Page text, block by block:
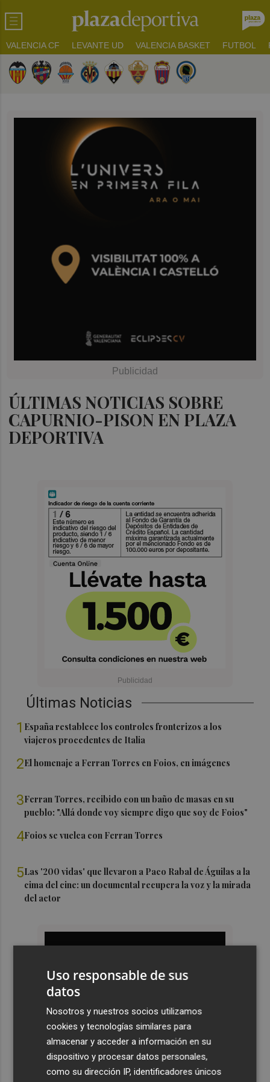
VALENCIA CF LEVANTE UD VALENCIA BASKET FUTBOL
ÚLTIMAS NOTICIAS SOBRE
CAPURNIO-PISON EN PLAZA
DEPORTIVA
Últimas Noticias
1 España restablece los controles fronterizos a los
viajeros procedentes de Italia
2El homenaje a Ferran Torres en Foios, en imágenes
3Ferran Torres, recibido con un baño de masas en su
pueblo: "Allá donde voy siempre digo que soy de Foios"
4Foios se vuelca con Ferran Torres
5Las '200 vidas' que llevaron a Paco Rabal de Águilas a la
cima del cine: un documental recupera la voz y la mirada
del actor
Uso responsable de sus
datos
Nosotros y nuestros socios utilizamos
cookies y tecnologías similares para
almacenar y acceder a información en su
dispositivo y procesar datos personales,
como su dirección IP, identificadores únicos